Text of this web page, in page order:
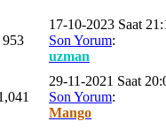
953
17-10-2023 Saat
Son Yorum:
uzman
29-11-2021 Saat
Son Yorum:
Mango